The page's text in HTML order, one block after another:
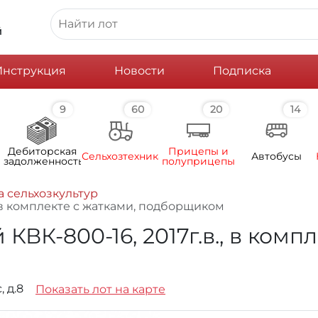
Новости Подписка
9
Дебиторская
задолженность
60
Сельхозтехника
20
Прицепы и
полуприцепы
14
Автобусы
комплекте с жатками, подборщиком
800-16, 2017г.в., в
д.8 Показать лот на карте